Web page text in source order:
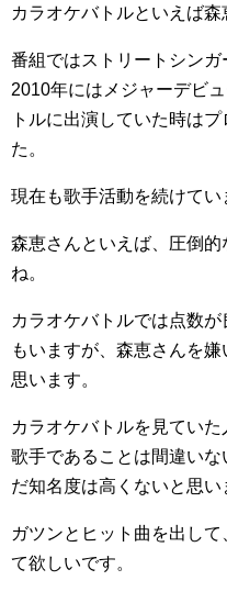
カラオケバトルといえば森
番組ではストリートシンガ
2010年にはメジャーデビ
トルに出演していた時は
た。
現在も歌手活動を続けてい
森恵さんといえば、圧倒
ね。
カラオケバトルでは点数
もいますが、森恵さんを
思います。
カラオケバトルを見てい
歌手であることは間違い
だ知名度は高くないと思い
ガツンとヒット曲を出し
て欲しいです。